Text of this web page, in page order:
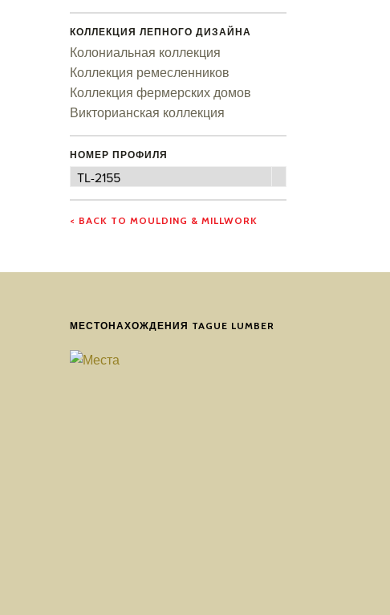
КОЛЛЕКЦИЯ ЛЕПНОГО ДИЗАЙНА
Колониальная коллекция
Коллекция ремесленников
Коллекция фермерских домов
Викторианская коллекция
НОМЕР ПРОФИЛЯ
Номер
TL-2155
< BACK TO MOULDING & MILLWORK
МЕСТОНАХОЖДЕНИЯ TAGUE LUMBER